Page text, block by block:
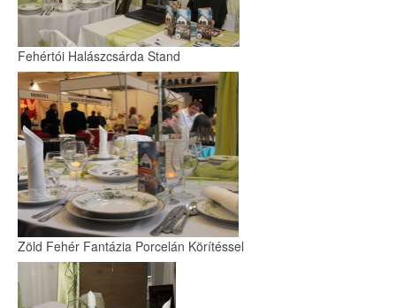
Fehértói Halászcsárda Stand
Zöld Fehér Fantázia Porcelán Körítéssel